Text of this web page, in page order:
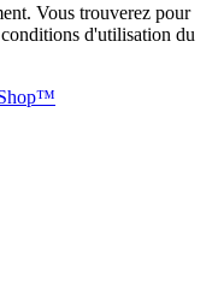
Vous trouverez pour
d'utilisation du